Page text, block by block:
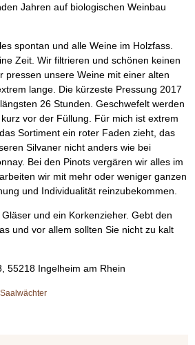
Jahren auf biologischen Weinbau
spontan und alle Weine im Holzfass.
Zeit. Wir filtrieren und schönen keinen
pressen unsere Weine mit einer alten
lange. Die kürzeste Pressung 2017
26 Stunden. Geschwefelt werden
vor der Füllung. Für mich ist extrem
Sortiment ein roter Faden zieht, das
Silvaner nicht anders wie bei
Bei den Pinots vergären wir alles im
wir mit mehr oder weniger ganzen
und Individualität reinzubekommen.
und ein Korkenzieher. Gebt den
und vor allem sollten Sie nicht zu kalt
55218 Ingelheim am Rhein